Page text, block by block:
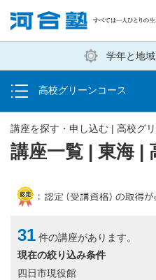
塾生の方
学年と地
高校グリーンコース
学費の仕組み・支払方法
受講開始までの流れ
校舎・教室一覧
講座一覧 | 東海 |
講座を探す・申し込む | 高校グ
31 件の講座があります。
現在の絞り込み条件
四日市現役館